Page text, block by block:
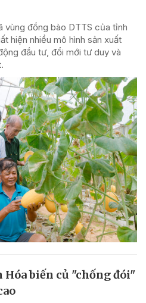
vùng đồng bào DTTS của tỉnh
hiện nhiều mô hình sản xuất
đầu tư, đổi mới tư duy và
biến củ "chống đói"